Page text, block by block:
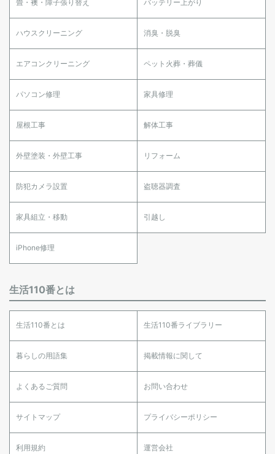
畳・襖・障子張り替え バッテリー上がり
ハウスクリーニング 消臭・脱臭
エアコンクリーニング ペット火葬・葬儀
パソコン修理 家具修理
屋根工事 解体工事
外壁塗装・外壁工事 リフォーム
防犯カメラ設置 盗聴器調査
家具組立・移動 引越し
iPhone修理
生活110番とは
生活110番とは 生活110番ライブラリー
暮らしの用語集 掲載情報に関して
よくあるご質問 お問い合わせ
サイトマップ プライバシーポリシー
利用規約 運営会社